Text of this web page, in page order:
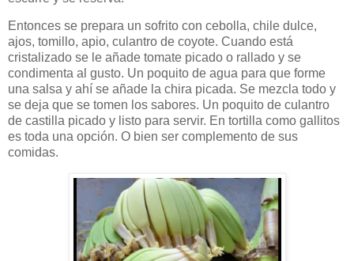
Entonces se prepara un sofrito con cebolla, chile dulce,
ajos, tomillo, apio, culantro de coyote. Cuando está
cristalizado se le añade tomate picado o rallado y se
condimenta al gusto. Un poquito de agua para que forme
una salsa y ahí se añade la chira picada. Se mezcla todo y
se deja que se tomen los sabores. Un poquito de culantro
de castilla picado y listo para servir. En tortilla como gallitos
es toda una opción. O bien ser complemento de sus
comidas.